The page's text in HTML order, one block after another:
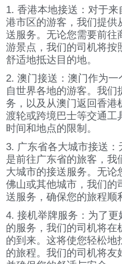
1. 香港本地接送：对于
港市区的游客，我们提供
送服务。无论您需要前往
游景点，我们的司机将按
舒适地抵达目的地。
2. 澳门接送：澳门作为
自世界各地的游客。我们
务，以及从澳门返回香港
渡轮或跨境巴士等交通工
时间和地点的限制。
3. 广东省各大城市接送
是前往广东省的旅客，我
大城市的接送服务。无论
佛山或其他城市，我们的
送服务，确保您的旅程顺
4. 接机举牌服务：为了
的服务，我们的司机将在
的到来。这将使您轻松地
的旅程。我们的司机将友